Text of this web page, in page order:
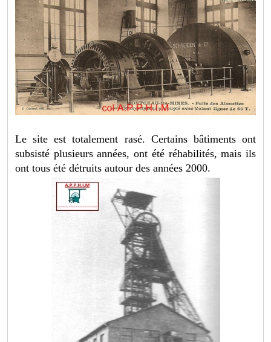
Le site est totalement rasé. Certains bâtiments ont
subsisté plusieurs années, ont été réhabilités, mais ils
ont tous été détruits autour des années 2000.